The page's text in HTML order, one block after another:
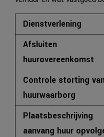
Dienstverlening
Afsluiten
huurovereenkomst
Controle storting
huurwaarborg
Plaatsbeschrijving
aanvang huur